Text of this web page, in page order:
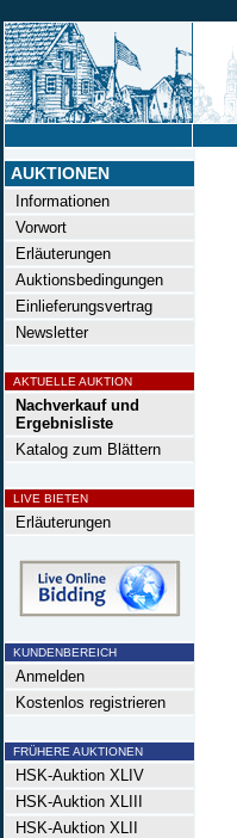
AUKTIONEN
Informationen
Vorwort
Erläuterungen
Auktionsbedingungen
Einlieferungsvertrag
Newsletter
AKTUELLE AUKTION
Nachverkauf und
Ergebnisliste
Katalog zum Blättern
LIVE BIETEN
Erläuterungen
KUNDENBEREICH
Anmelden
Kostenlos registrieren
FRÜHERE AUKTIONEN
HSK-Auktion XLIV
HSK-Auktion XLIII
HSK-Auktion XLII